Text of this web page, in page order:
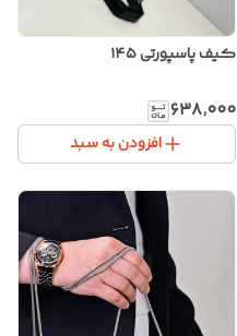
کیف پاسپورتی ۱۴۵
۶۳۸٬۰۰۰
افزودن به سبد